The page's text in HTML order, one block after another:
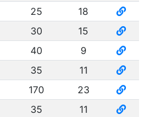
25
18
30
15
40
9
35
11
170
23
35
11